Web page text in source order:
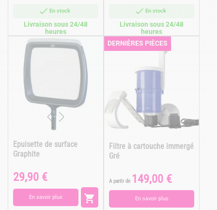
En stock
Livraison sous 24/48
heures
En stock
Livraison sous 24/48
heures
Epuisette de surface
Graphite
Prix
29,90 €
En savoir plus 
DERNIÈRES PIÈCES
Filtre à cartouche immergé
Gré
A partir de Prix
149,00 €
En savoir plus